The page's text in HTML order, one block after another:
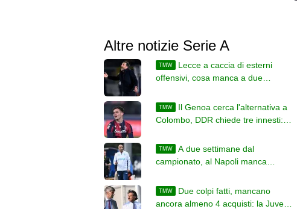
Altre notizie Serie A
TMW
Lecce a caccia di esterni
offensivi, cosa manca a due
TMW
Il Genoa cerca l'alternativa a
Colombo, DDR chiede tre innesti:
TMW
A due settimane dal
campionato, al Napoli manca
legati alle uscite
TMW
Due colpi fatti, mancano
ancora almeno 4 acquisti: la Juve